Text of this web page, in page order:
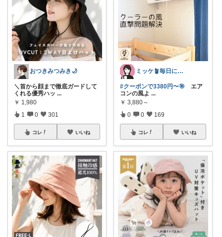
おつきみつみき🌙
＼首から顔まで徹底ガードして
くれる優秀ハッ ...
￥ 1,980
1 0 301
コレ いいね
ミッケ🪴毎日に"ちょっとイイ"を
#クーポンで3380円〜🎯 エア
コンの風よ ...
￥ 3,880～
0 0 169
コレ いいね